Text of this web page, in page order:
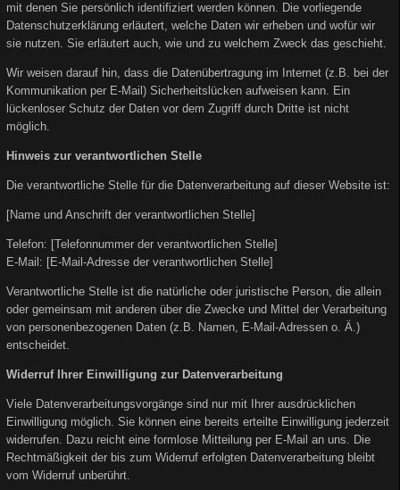
mit denen Sie persönlich identifiziert werden können. Die vorliegende
Datenschutzerklärung erläutert, welche Daten wir erheben und wofür wir
sie nutzen. Sie erläutert auch, wie und zu welchem Zweck das geschieht.
Wir weisen darauf hin, dass die Datenübertragung im Internet (z.B. bei der
Kommunikation per E-Mail) Sicherheitslücken aufweisen kann. Ein
lückenloser Schutz der Daten vor dem Zugriff durch Dritte ist nicht
möglich.
Hinweis zur verantwortlichen Stelle
Die verantwortliche Stelle für die Datenverarbeitung auf dieser Website ist:
[Name und Anschrift der verantwortlichen Stelle]
Telefon: [Telefonnummer der verantwortlichen Stelle]
E-Mail: [E-Mail-Adresse der verantwortlichen Stelle]
Verantwortliche Stelle ist die natürliche oder juristische Person, die allein
oder gemeinsam mit anderen über die Zwecke und Mittel der Verarbeitung
von personenbezogenen Daten (z.B. Namen, E-Mail-Adressen o. Ä.)
entscheidet.
Widerruf Ihrer Einwilligung zur Datenverarbeitung
Viele Datenverarbeitungsvorgänge sind nur mit Ihrer ausdrücklichen
Einwilligung möglich. Sie können eine bereits erteilte Einwilligung jederzeit
widerrufen. Dazu reicht eine formlose Mitteilung per E-Mail an uns. Die
Rechtmäßigkeit der bis zum Widerruf erfolgten Datenverarbeitung bleibt
vom Widerruf unberührt.